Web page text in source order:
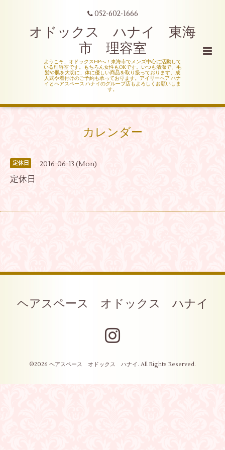
052-602-1666
オドックス ハナイ 東海
市 理容室
ようこそ、オドックスHPへ！東海市でメンズ中心に活動して
いる理容室です。もちろん女性もOKです。いつも清潔で、毛
髪や肌を大切に、体に優しい商品を取り扱っております。成
人式や着付けのご予約も承っております。アイリーヘア ハナ
イとヘアスペース ハナイのグループ店もよろしくお願いしま
す。
カレンダー
定休日 2016-06-13 (Mon)
定休日
ヘアスペース オドックス ハナイ
©2026 ヘアスペース オドックス ハナイ . All Rights Reserved.